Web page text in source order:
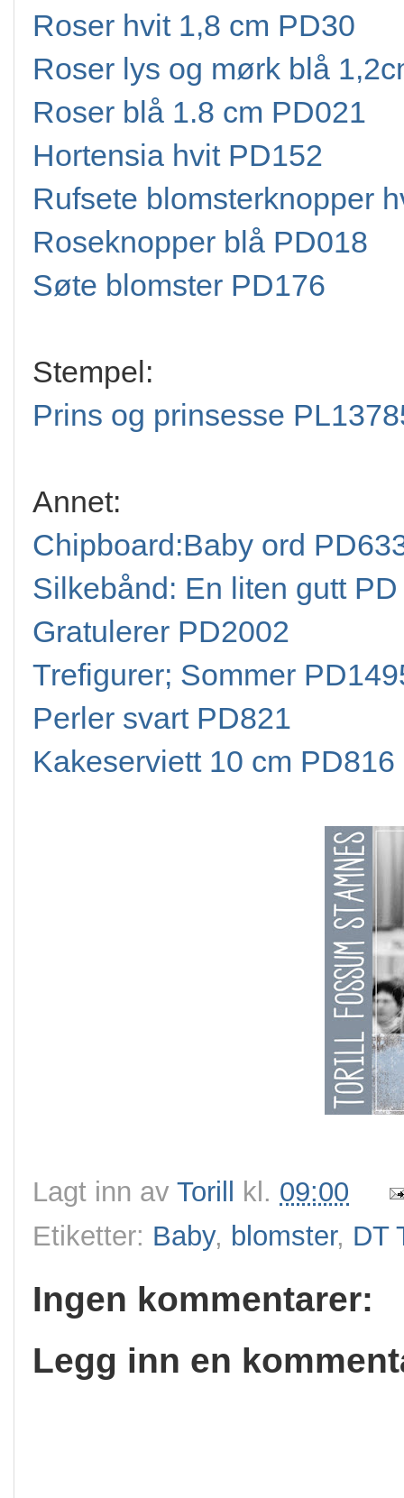
Roser hvit 1,8 cm PD30
Roser lys og mørk blå
Roser blå 1.8 cm PD021
Hortensia hvit PD152
Rufsete blomsterknopper
Roseknopper blå PD018
Søte blomster PD176
Stempel:
Prins og prinsesse
Annet:
Chipboard:Baby ord
Silkebånd: En liten gutt
Gratulerer PD2002
Trefigurer; Sommer
Perler svart PD821
Kakeserviett 10 cm PD816
Lagt inn av Torill kl. 09:00
Etiketter: Baby, blomster, DT
Ingen kommentarer:
Legg inn en